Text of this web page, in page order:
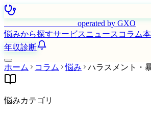
operated by GXO
悩みから探すサービスニュース コラム
年収診断
ホーム コラム 悩み ハラスメント・
悩みカテゴリ